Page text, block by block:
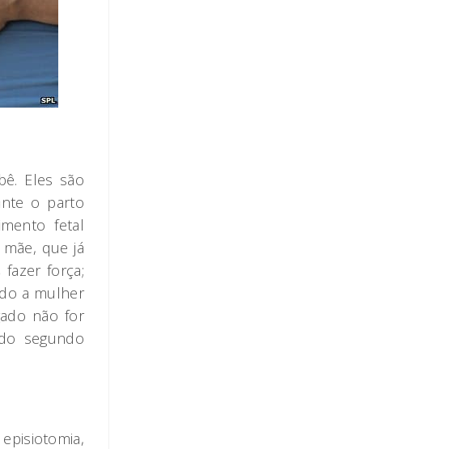
Eles são
o parto
fetal
que já
força;
a mulher
não for
segundo